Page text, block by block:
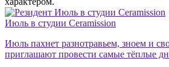
Июль в студии Ceramission
Июль пахнет разнотравьем, зноем и
приглашают провести самые тёплые